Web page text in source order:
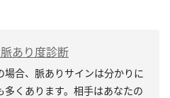
あり度診断
合、 脈ありサインは分かりに
多くあります。相手はあなたの